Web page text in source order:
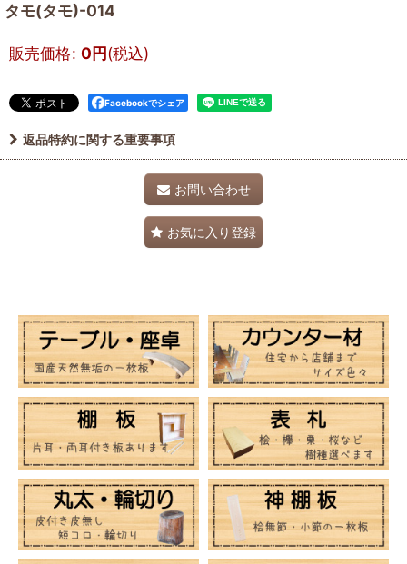
タモ(タモ)-014
販売価格: 0円(税込)
Facebookでシェア
返品特約に関する重要事項
お問い合わせ
お気に入り登録